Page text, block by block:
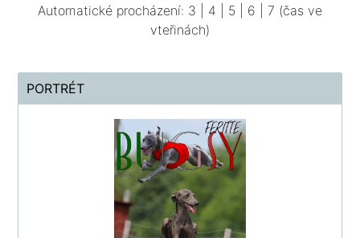
Automatické procházení: 3 4 5 6 7 (čas ve
vteřinách)
PORTRÉT